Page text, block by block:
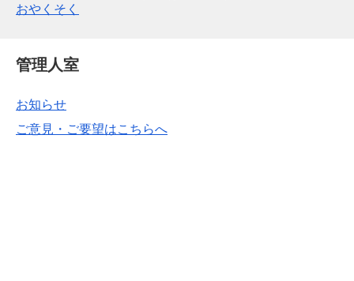
おやくそく
管理人室
お知らせ
ご意見・ご要望はこちらへ